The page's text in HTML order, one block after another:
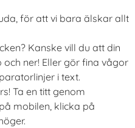
för att vi bara älskar allt
Kanske vill du att din
ner! Eller gör fina vågor
i text.
Ta en titt genom
mobilen, klicka på